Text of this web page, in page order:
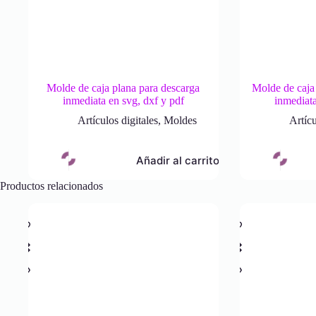
Molde de caja plana para descarga
inmediata en svg, dxf y pdf
Artículos digitales,Moldes
Añadir al carrito
Molde de caja
Productos relacionados